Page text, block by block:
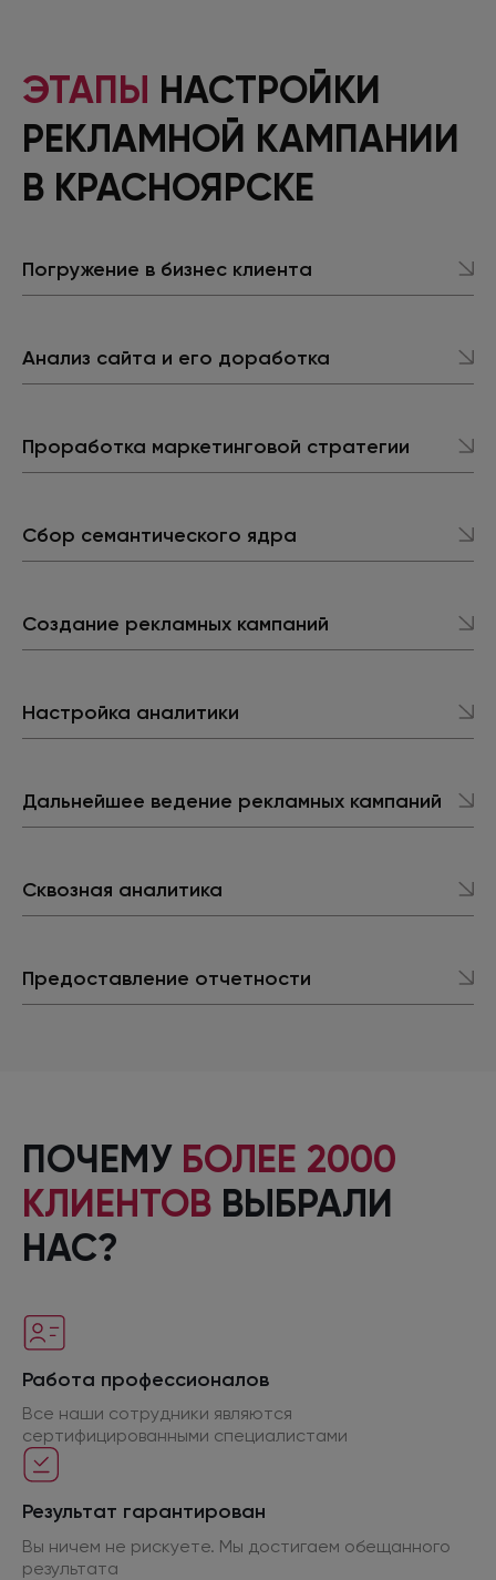
ЭТАПЫ НАСТРОЙКИ
РЕКЛАМНОЙ КАМПАНИИ
В КРАСНОЯРСКЕ
Погружение в бизнес клиента
Анализ сайта и его доработка
Проработка маркетинговой стратегии
Сбор семантического ядра
Создание рекламных кампаний
Настройка аналитики
Дальнейшее ведение рекламных кампаний
Сквозная аналитика
Предоставление отчетности
ПОЧЕМУ БОЛЕЕ 2000
КЛИЕНТОВ ВЫБРАЛИ
НАС?
Работа профессионалов
Все наши сотрудники являются
сертифицированными специалистами
Результат гарантирован
Вы ничем не рискуете. Мы достигаем обещанного
результата